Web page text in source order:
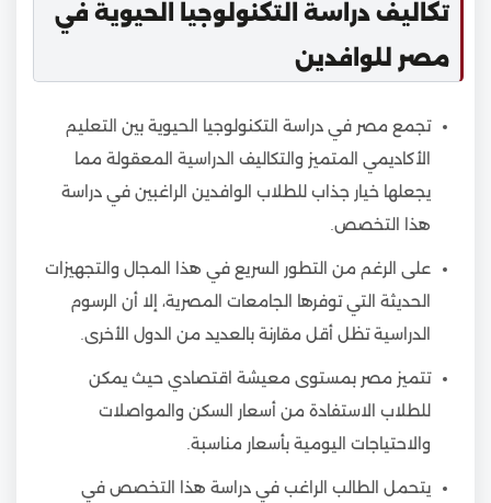
تكاليف دراسة التكنولوجيا الحيوية في
مصر للوافدين
تجمع مصر في دراسة التكنولوجيا الحيوية بين التعليم
الأكاديمي المتميز والتكاليف الدراسية المعقولة مما
يجعلها خيار جذاب للطلاب الوافدين الراغبين في دراسة
هذا التخصص.
على الرغم من التطور السريع في هذا المجال والتجهيزات
الحديثة التي توفرها الجامعات المصرية، إلا أن الرسوم
الدراسية تظل أقل مقارنة بالعديد من الدول الأخرى.
تتميز مصر بمستوى معيشة اقتصادي حيث يمكن
للطلاب الاستفادة من أسعار السكن والمواصلات
والاحتياجات اليومية بأسعار مناسبة.
يتحمل الطالب الراغب في دراسة هذا التخصص في